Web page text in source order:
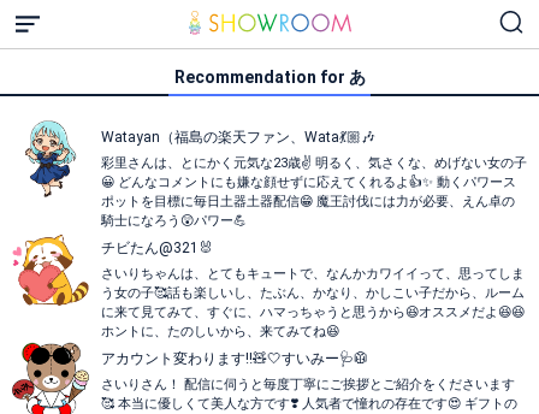
Recommendation for あ
Watayan（福島の楽天ファン、Wata💃🏼🎶
彩里さんは、とにかく元気な23歳✌ 明るく、気さくな、めげない女の子
😀 どんなコメントにも嫌な顔せずに応えてくれるよ👍✨ 動くパワース
ポットを目標に毎日土器土器配信😁 魔王討伐には力が必要、えん卓の
騎士になろう😲パワー💪
チビたん@321🐰
さいりちゃんは、とてもキュートで、なんかカワイイって、思ってしま
う女の子🥰話も楽しいし、たぶん、かなり、かしこい子だから、ルーム
に来て見てみて、すぐに、ハマっちゃうと思うから😆オススメだよ😆😆
ホントに、たのしいから、来てみてね😆
アカウント変わります‼️🧸🤍すいみー🩺🥼
さいりさん！ 配信に伺うと毎度丁寧にご挨拶とご紹介をくださいます
🥰 本当に優しくて美人な方です❣️ 人気者で憧れの存在です😍 ギフトの